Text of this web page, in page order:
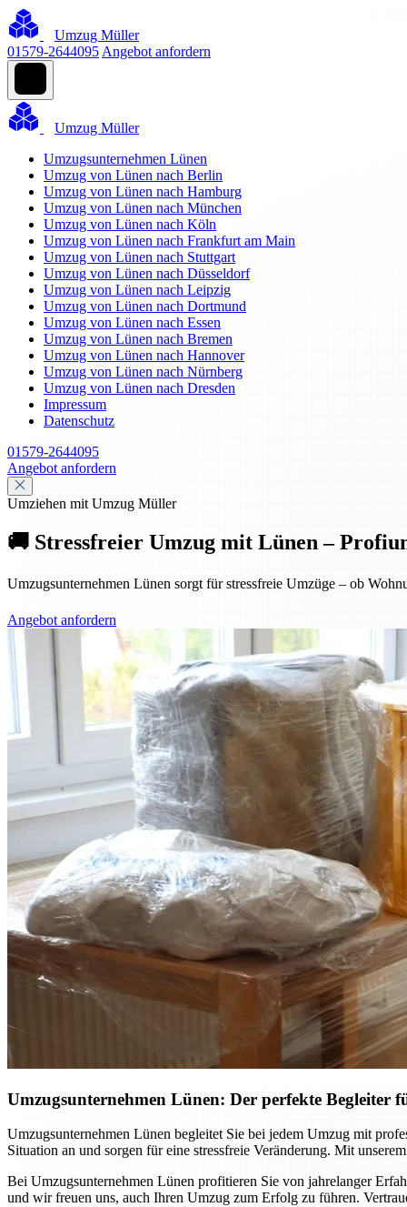
Umzug Müller
01579-2644095 Angebot anfordern
Umzug Müller
Umzugsunternehmen Lünen
Umzug von Lünen nach Berlin
Umzug von Lünen nach Hamburg
Umzug von Lünen nach München
Umzug von Lünen nach Köln
Umzug von Lünen nach Frankfurt am Main
Umzug von Lünen nach Stuttgart
Umzug von Lünen nach Düsseldorf
Umzug von Lünen nach Leipzig
Umzug von Lünen nach Dortmund
Umzug von Lünen nach Essen
Umzug von Lünen nach Bremen
Umzug von Lünen nach Hannover
Umzug von Lünen nach Nürnberg
Umzug von Lünen nach Dresden
Impressum
Datenschutz
01579-2644095
Angebot anfordern
Umziehen mit Umzug Müller
🚚 Stressfreier Umzug mit Lünen –
Umzugsunternehmen Lünen sorgt für stressfreie Umzüge – ob
Angebot anfordern
Umzugsunternehmen Lünen: Der perfekte Begleiter
Umzugsunternehmen Lünen begleitet Sie bei jedem Umzug mit
Situation an und sorgen für eine stressfreie Veränderung. Mit
Bei Umzugsunternehmen Lünen profitieren Sie von jahrelanger
und wir freuen uns, auch Ihren Umzug zum Erfolg zu führen.